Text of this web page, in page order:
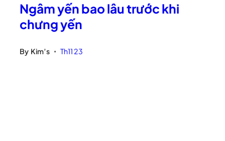
Ngâm yến bao lâu trước khi
chưng yến
By Kim’s • Th11 23